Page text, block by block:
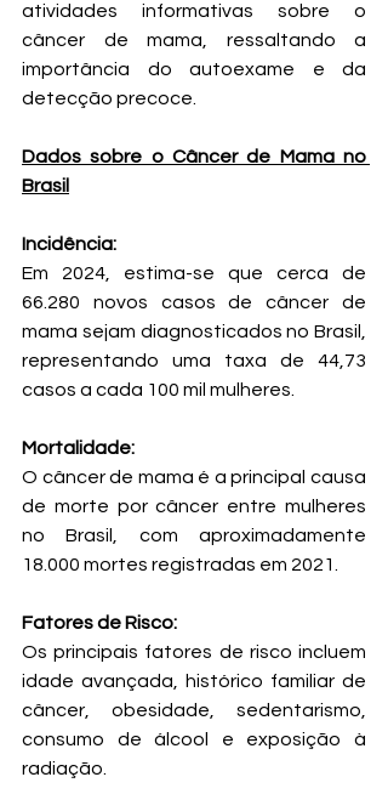
atividades informativas sobre o
câncer de mama, ressaltando a
importância do autoexame e da
detecção precoce.
Dados sobre o Câncer de Mama no
Brasil
Incidência:
Em 2024, estima-se que cerca de
66.280 novos casos de câncer de
mama sejam diagnosticados no Brasil,
representando uma taxa de 44,73
casos a cada 100 mil mulheres.
Mortalidade:
O câncer de mama é a principal causa
de morte por câncer entre mulheres
no Brasil, com aproximadamente
18.000 mortes registradas em 2021.
Fatores de Risco:
Os principais fatores de risco incluem
idade avançada, histórico familiar de
câncer, obesidade, sedentarismo,
consumo de álcool e exposição à
radiação.